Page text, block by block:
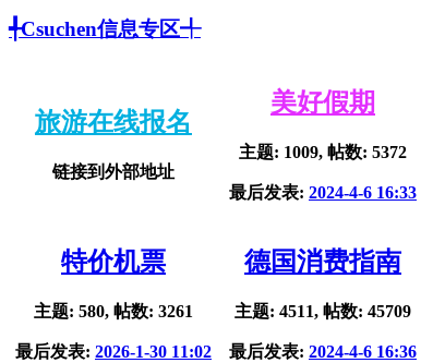
╃Csuchen信息专区╃
旅游在线报名
链接到外部地址
美好假期
主题: 1009, 帖数: 5372
最后发表: 2024-4-6 16:33
特价机票
主题: 580, 帖数: 3261
最后发表: 2026-1-30 11:02
德国消费指南
主题: 4511, 帖数: 45709
最后发表: 2024-4-6 16:36